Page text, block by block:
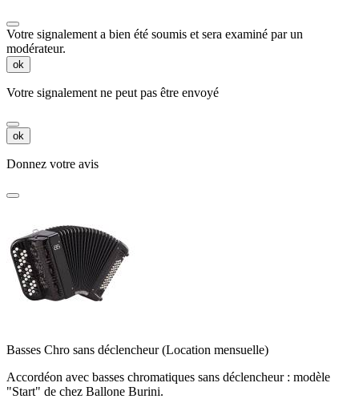
Votre signalement a bien été soumis et sera examiné par un
modérateur.
ok
Votre signalement ne peut pas être envoyé
ok
Donnez votre avis
Basses Chro sans déclencheur (Location mensuelle)
Accordéon avec basses chromatiques sans déclencheur : modèle
"Start" de chez Ballone Burini.